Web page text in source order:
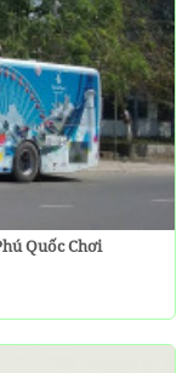
Quốc Chơi